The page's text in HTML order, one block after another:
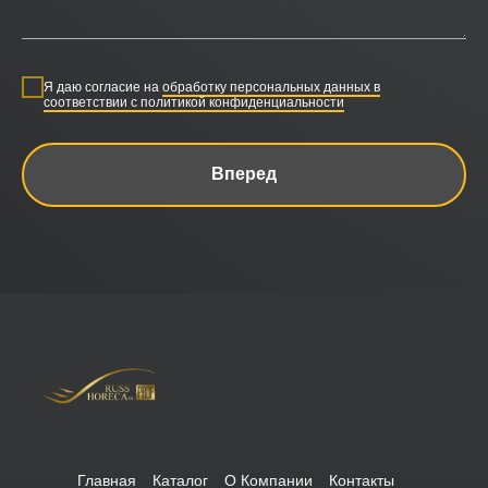
Я даю согласие на обработку персональных данных в
соответствии с политикой конфиденциальности
Вперед
Главная Каталог О Компании Контакты